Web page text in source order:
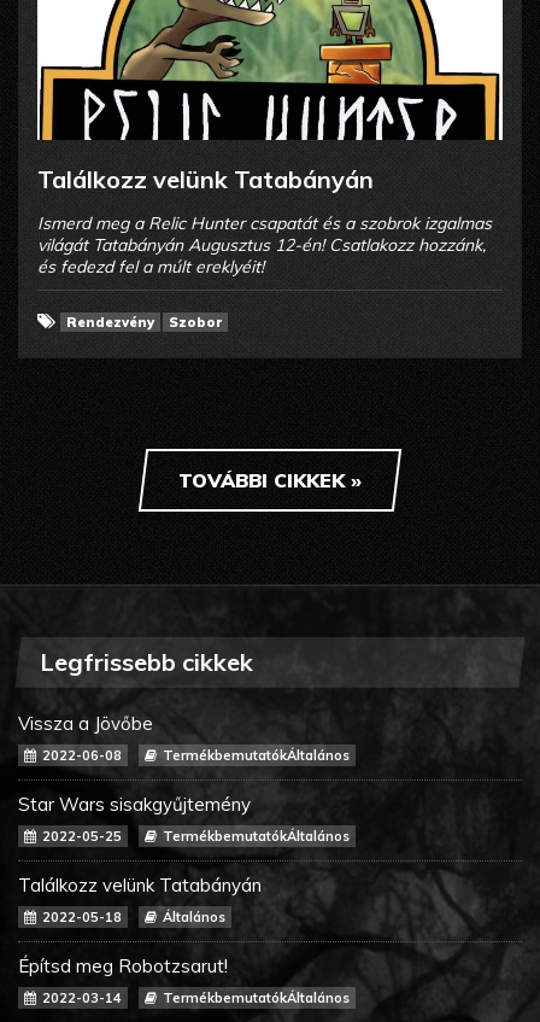
Találkozz velünk Tatabányán
Ismerd meg a Relic Hunter csapatát és a szobrok izgalmas
világát Tatabányán Augusztus 12-én! Csatlakozz hozzánk,
és fedezd fel a múlt ereklyéit!
Rendezvény Szobor
TOVÁBBI CIKKEK »
Legfrissebb cikkek
Vissza a Jövőbe
2022-06-08 TermékbemutatókÁltalános
Star Wars sisakgyűjtemény
2022-05-25 TermékbemutatókÁltalános
Találkozz velünk Tatabányán
2022-05-18 Általános
Építsd meg Robotzsarut!
2022-03-14 TermékbemutatókÁltalános